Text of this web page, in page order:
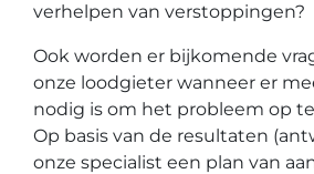
verhelpen van verstoppingen?
Ook worden er bijkomende
onze loodgieter wanneer er
nodig is om het probleem op
Op basis van de resultaten
onze specialist een plan van